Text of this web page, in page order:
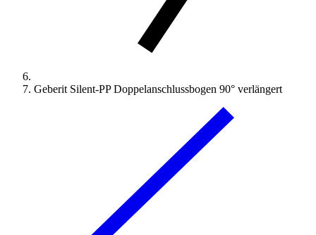
Geberit Silent-PP Doppelanschlussbogen 90° verlängert